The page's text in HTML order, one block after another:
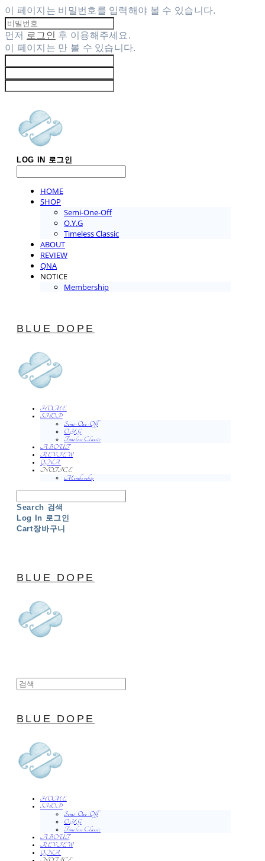
이 페이지는 비밀번호를 입력해야 볼 수 있습니다.
먼저 로그인
후 이용해주세요.
이 페이지는 만 볼 수 있습니다.
LOG IN 로그인
HOME
SHOP
Semi-One-Off
O.Y.G
Timeless Classic
ABOUT
REVIEW
QNA
NOTICE
Membership
BLUE DOPE
HOME
SHOP
Semi-One-Off
O.Y.G
Timeless Classic
ABOUT
REVIEW
QNA
NOTICE
Membership
Search 검색
Log In 로그인
Cart장바구니
BLUE DOPE
BLUE DOPE
HOME
SHOP
Semi-One-Off
O.Y.G
Timeless Classic
ABOUT
REVIEW
QNA